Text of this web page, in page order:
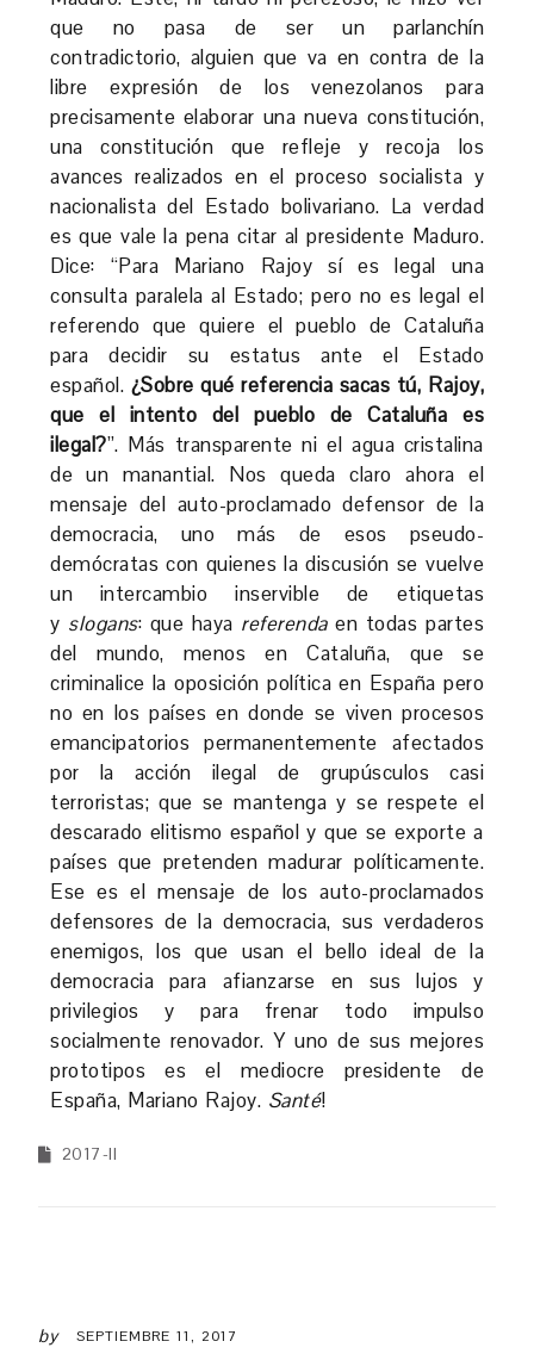
que no pasa de ser un parlanchín
contradictorio, alguien que va en contra de la
libre expresión de los venezolanos para
precisamente elaborar una nueva constitución,
una constitución que refleje y recoja los
avances realizados en el proceso socialista y
nacionalista del Estado bolivariano. La verdad
es que vale la pena citar al presidente Maduro.
Dice: “Para Mariano Rajoy sí es legal una
consulta paralela al Estado; pero no es legal el
referendo que quiere el pueblo de Cataluña
para decidir su estatus ante el Estado
español. ¿Sobre qué referencia sacas tú, Rajoy,
que el intento del pueblo de Cataluña es
ilegal?”. Más transparente ni el agua cristalina
de un manantial. Nos queda claro ahora el
mensaje del auto-proclamado defensor de la
democracia, uno más de esos pseudo-
demócratas con quienes la discusión se vuelve
un intercambio inservible de etiquetas
y slogans: que haya referendaen todas partes
del mundo, menos en Cataluña, que se
criminalice la oposición política en España pero
no en los países en donde se viven procesos
emancipatorios permanentemente afectados
por la acción ilegal de grupúsculos casi
terroristas; que se mantenga y se respete el
descarado elitismo español y que se exporte a
países que pretenden madurar políticamente.
Ese es el mensaje de los auto-proclamados
defensores de la democracia, sus verdaderos
enemigos, los que usan el bello ideal de la
democracia para afianzarse en sus lujos y
privilegios y para frenar todo impulso
socialmente renovador. Y uno de sus mejores
prototipos es el mediocre presidente de
España, Mariano Rajoy. Santé!
2017-II
by SEPTIEMBRE 11, 2017